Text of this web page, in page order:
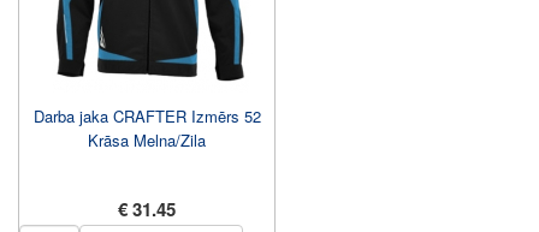
Darba jaka CRAFTER Izmērs 52
Krāsa Melna/Zila
€ 31.45